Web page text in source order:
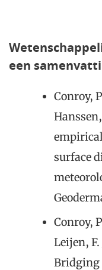
een
Conroy,
surface
Conroy,
Leijen, F.
Bridging